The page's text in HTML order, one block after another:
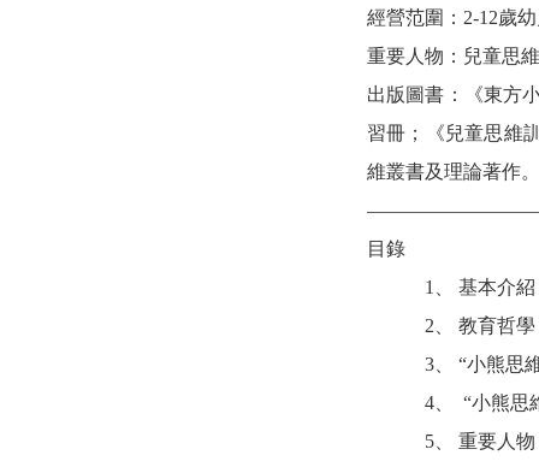
經營范圍： 2-12歲
重要人物：兒童思
出版圖書：《東方
習冊；《兒童思維
維叢書及理論著作。
目錄
1、 基本介紹
2、 教育哲學
3、 “小熊思
4、 “小熊思
5、 重要人物